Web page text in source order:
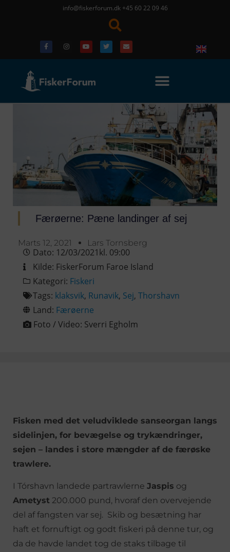
info@fiskerforum.dk +45 60 22 09 46
Færøerne: Pæne landinger af sej
Marts 12, 2021 Lars Tornsberg
Dato: 12/03/2021kl. 09:00
Kilde: FiskerForum Faroe Island
Kategori: Fiskeri
Tags: klaksvik, Runavik, Sej, Thorshavn
Land: Færøerne
Foto / Video: Sverri Egholm
Fisken med det veludviklede sanseorgan langs
sidelinjen, for bevægelse og trykændringer,
sejen – landes i store mængder af de færøske
trawlere.
I Tórshavn landede partrawlerne Jaspis og
Ametyst 200.000 pund, hvoraf den overvejende
del af fangsten var sej. Skib og besætning har
haft et fornuftigt og godt fiskeri på denne tur, og
da de havde landet tog de staks tilbage til